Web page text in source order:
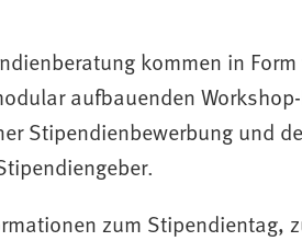
kommen in
aufbauenden
Stipendienbewerbung und
zum Stipendientag,